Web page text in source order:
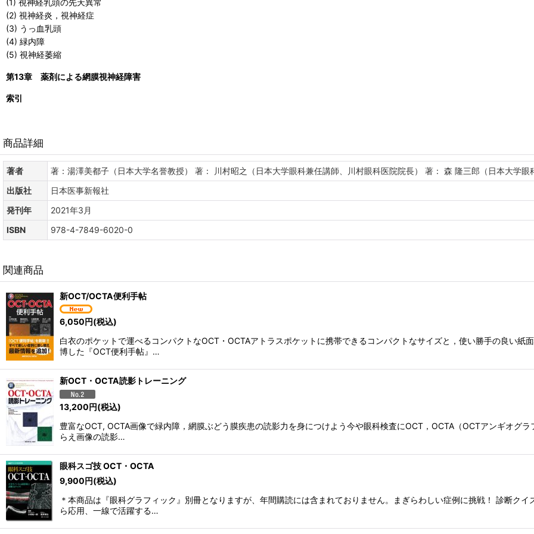
(1) 視神経乳頭の先天異常
(2) 視神経炎，視神経症
(3) うっ血乳頭
(4) 緑内障
(5) 視神経萎縮
第13章 薬剤による網膜視神経障害
索引
商品詳細
著者
著：湯澤美都子（日本大学名誉教授） 著： 川村昭之（日本大学眼科兼任講師、川村眼科医院院長） 著： 森 隆三郎（日本大学眼
出版社
日本医事新報社
発刊年
2021年3月
ISBN
978-4-7849-6020-0
関連商品
新OCT/OCTA便利手帖
6,050円(税込)
白衣のポケットで運べるコンパクトなOCT・OCTAアトラスポケットに携帯できるコンパクトなサイズと，使い勝手の良い紙
博した『OCT便利手帖』…
新OCT・OCTA読影トレーニング
13,200円(税込)
豊富なOCT, OCTA画像で緑内障，網膜ぶどう膜疾患の読影力を身につけよう今や眼科検査にOCT，OCTA（OCTアンギオグ
らえ画像の読影…
眼科スゴ技 OCT・OCTA
9,900円(税込)
＊本商品は『眼科グラフィック』別冊となりますが、年間購読には含まれておりません。まぎらわしい症例に挑戦！ 診断ク
ら応用、一線で活躍する…